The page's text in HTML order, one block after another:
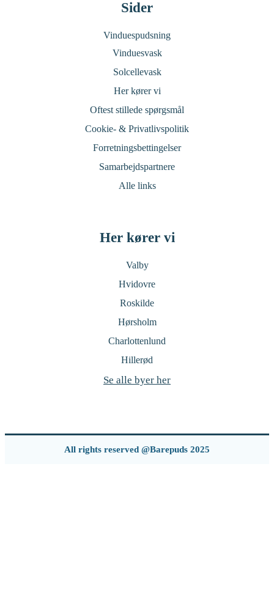
Sider
Vinduespudsning
Vinduesvask
Solcellevask
Her kører vi
Oftest stillede spørgsmål
Cookie- & Privatlivspolitik
Forretningsbettingelser
Samarbejdspartnere
Alle links
Her kører vi
Valby
Hvidovre
Roskilde
Hørsholm
Charlottenlund
Hillerød
Se alle byer her
All rights reserved @Barepuds 2025